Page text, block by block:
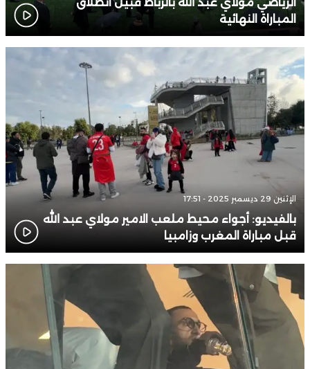
المباراة النهائية
الإثنين 29 ديسمبر 2025 - 17:51
بالفيديو: أجواء محيط ملعب الامير مولاي عبد الله
قبل مباراة المغرب وزامبيا